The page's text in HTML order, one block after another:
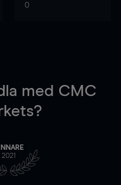
0
med CMC
2021